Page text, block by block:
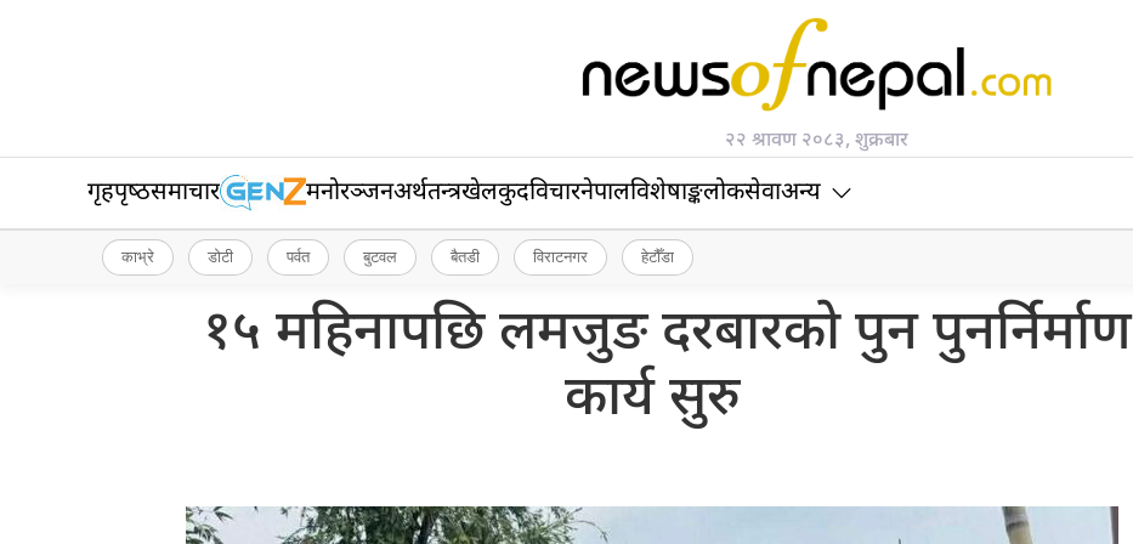
२२ श्रावण २०८३, शुक्रबार
गृहपृष्‍ठसमाचार मनोरञ्जनअर्थतन्त्रखेलकुदविचारनेपालविशेषाङ्कलोकसेवाअन्य
काभ्रे डोटी पर्वत बुटवल बैतडी विराटनगर हेटौँडा
१५ महिनापछि लमजुङ दरबारको पुन पुनर्निर्माण
कार्य सुरु